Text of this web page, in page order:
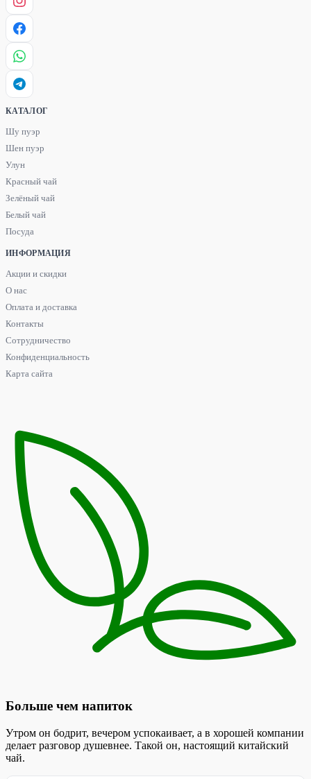
КАТАЛОГ
Шу пуэр
Шен пуэр
Улун
Красный чай
Зелёный чай
Белый чай
Посуда
ИНФОРМАЦИЯ
Акции и скидки
О нас
Оплата и доставка
Контакты
Сотрудничество
Конфиденциальность
Карта сайта
Больше чем напиток
Утром он бодрит, вечером успокаивает, а в хорошей компании
делает разговор душевнее. Такой он, настоящий китайский
чай.